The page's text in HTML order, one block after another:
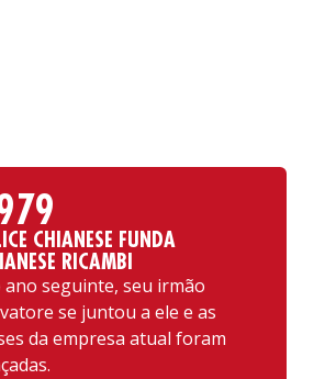
CHIANESE FUNDA
RICAMBI
ano seguinte, seu irmão
se juntou a ele e as
da empresa atual foram